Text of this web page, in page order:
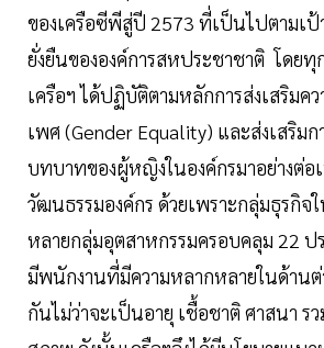
ของเครือซีพีสู่ปี 2573 ที่เป็นไปตามเ
ยั่งยืนขององค์การสหประชาชาติ โดยทุ
เครือฯ ได้ปฏิบัติตามหลักการส่งเสริมคว
เพศ (Gender Equality) และส่งเสริม
บทบาทของผู้หญิงในองค์กรมาอย่างต่อ
วัฒนธรรมองค์กร ด้วยเพราะกลุ่มธุรกิจ
หลายกลุ่มอุตสาหกรรมครอบคลุม 22 ป
มีพนักงานที่มีความหลากหลายในด้านต่
กันไม่ว่าจะเป็นอายุ เชื้อชาติ ศาสนา ร